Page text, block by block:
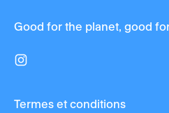
Good for the planet, good
Termes et conditions